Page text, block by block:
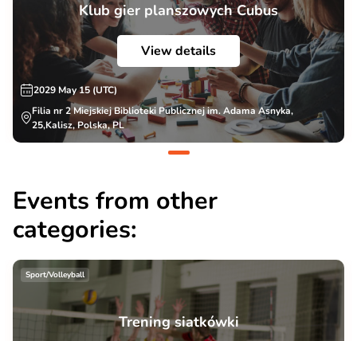
Klub gier planszowych Cubus
View details
2029 May 15 (UTC)
Filia nr 2 Miejskiej Biblioteki Publicznej im. Adama Asnyka,
25,Kalisz, Polska, PL
Events from other
categories:
Sport/Volleyball
Trening siatkówki